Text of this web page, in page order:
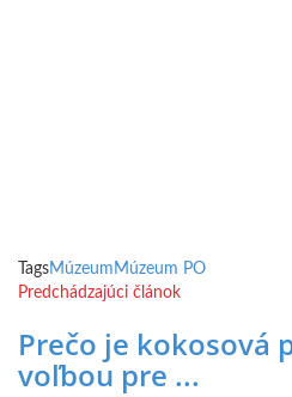
TagsMúzeum Múzeum PO
Predchádzajúci článok
Prečo je kokosová
voľbou pre ...